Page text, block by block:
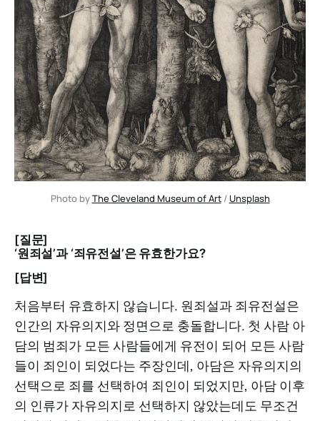
Photo by The Cleveland Museum of Art / Unsplash
[질문]
‘원죄설’과 ‘죄유전설’은 유효한가요?
[답변]
처음부터 유효하지 않습니다. 원죄설과 죄유전설은
인간의 자유의지와 정면으로 충돌합니다. 첫 사람 아
담의 범죄가 모든 사람들에게 유전이 되어 모든 사람
들이 죄인이 되었다는 주장인데, 아담은 자유의지의
선택으로 죄를 선택하여 죄인이 되었지만, 아담 이후
의 인류가 자유의지로 선택하지 않았는데도 무조건